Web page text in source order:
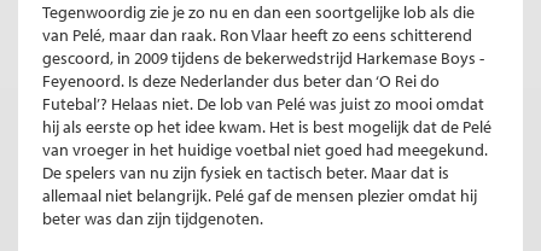
Tegenwoordig zie je zo nu en dan een soortgelijke lob als die
van Pelé, maar dan raak. Ron Vlaar heeft zo eens schitterend
gescoord, in 2009 tijdens de bekerwedstrijd Harkemase Boys -
Feyenoord. Is deze Nederlander dus beter dan ‘O Rei do
Futebal’? Helaas niet. De lob van Pelé was juist zo mooi omdat
hij als eerste op het idee kwam. Het is best mogelijk dat de Pelé
van vroeger in het huidige voetbal niet goed had meegekund.
De spelers van nu zijn fysiek en tactisch beter. Maar dat is
allemaal niet belangrijk. Pelé gaf de mensen plezier omdat hij
beter was dan zijn tijdgenoten.